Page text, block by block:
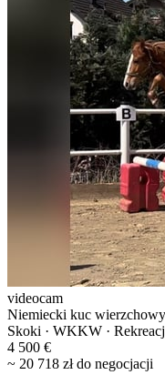
videocam
Niemiecki kuc
Skoki · WKKW ·
4 500 €
~ 20 718 zł do negocjacji